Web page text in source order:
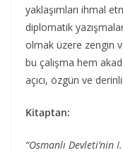
yaklaşımları ihmal
diplomatik
olmak üzere zengin
bu çalışma hem
açıcı, özgün ve
Kitaptan:
“Osmanlı Devleti’nin